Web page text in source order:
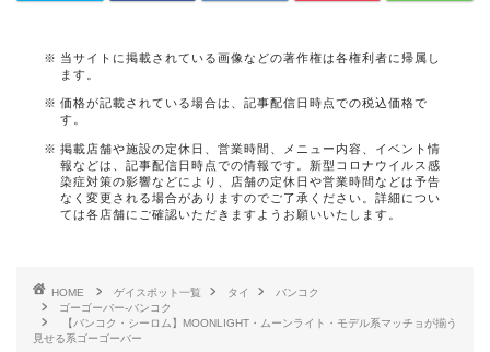
当サイトに掲載されている画像などの著作権は各権利者に帰属し
ます。
価格が記載されている場合は、記事配信日時点での税込価格で
す。
掲載店舗や施設の定休日、営業時間、メニュー内容、イベント情
報などは、記事配信日時点での情報です。新型コロナウイルス感
染症対策の影響などにより、店舗の定休日や営業時間などは予告
なく変更される場合がありますのでご了承ください。詳細につい
ては各店舗にご確認いただきますようお願いいたします。
HOME ゲイスポット一覧 タイ
バンコク
ゴーゴーバー-バンコク
【バンコク・シーロム】MOONLIGHT・ムーンライト・モデル系マッチョが揃う
見せる系ゴーゴーバー